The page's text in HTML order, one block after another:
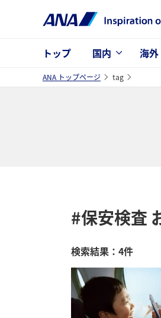
トップ 国内 海外
ANA トップページ tag
#保安検査
検索結果：4件